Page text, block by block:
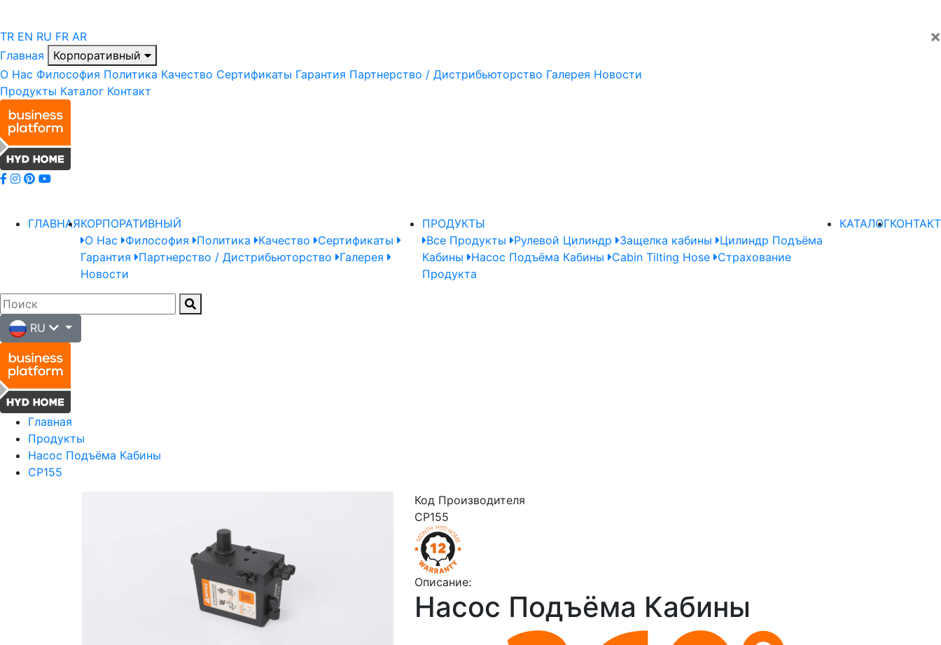
×
TR EN RU FR AR
Главная
Корпоративный
О Нас Философия Политика Качество Сертификаты Гарантия Партнерство / Дистрибьюторство Галерея Новости
Продукты Каталог Контакт
ГЛАВНАЯКОРПОРАТИВНЫЙ
О Нас
Философия Политика Качество
Сертификаты
Гарантия
Партнерство / Дистрибьюторство
Галерея
Новости
ПРОДУКТЫ
Все Продукты
Рулевой Цилиндр Защелка кабины
Цилиндр Подъёма
Кабины
Насос Подъёма Кабины Cabin Tilting Hose
Страхование
Продукта
КАТАЛОГКОНТАКТ
RU
Главная
Продукты
Насос Подъёма Кабины
CP155
Код Производителя
CP155
Описание:
Насос Подъёма Кабины